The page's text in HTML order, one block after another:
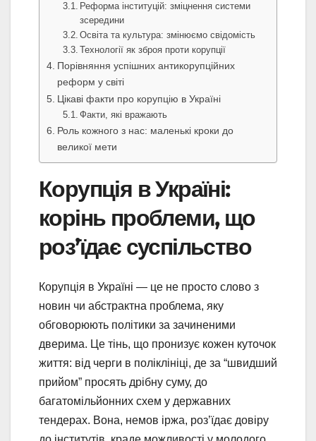
Реформа інституцій: зміцнення системи
зсередини
Освіта та культура: змінюємо свідомість
Технології як зброя проти корупції
Порівняння успішних антикорупційних
реформ у світі
Цікаві факти про корупцію в Україні
Факти, які вражають
Роль кожного з нас: маленькі кроки до
великої мети
Корупція в Україні:
корінь проблеми, що
роз’їдає суспільство
Корупція в Україні — це не просто слово з
новин чи абстрактна проблема, яку
обговорюють політики за зачиненими
дверима. Це тінь, що пронизує кожен куточок
життя: від черги в поліклініці, де за “швидший
прийом” просять дрібну суму, до
багатомільйонних схем у державних
тендерах. Вона, немов іржа, роз’їдає довіру